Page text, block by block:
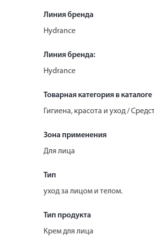
Линия бренда
Hydrance
Линия бренда:
Hydrance
Товарная категория в каталоге
Гигиена, красота и уход /
Зона применения
Для лица
Тип
уход за лицом и телом.
Тип продукта
Крем для лица